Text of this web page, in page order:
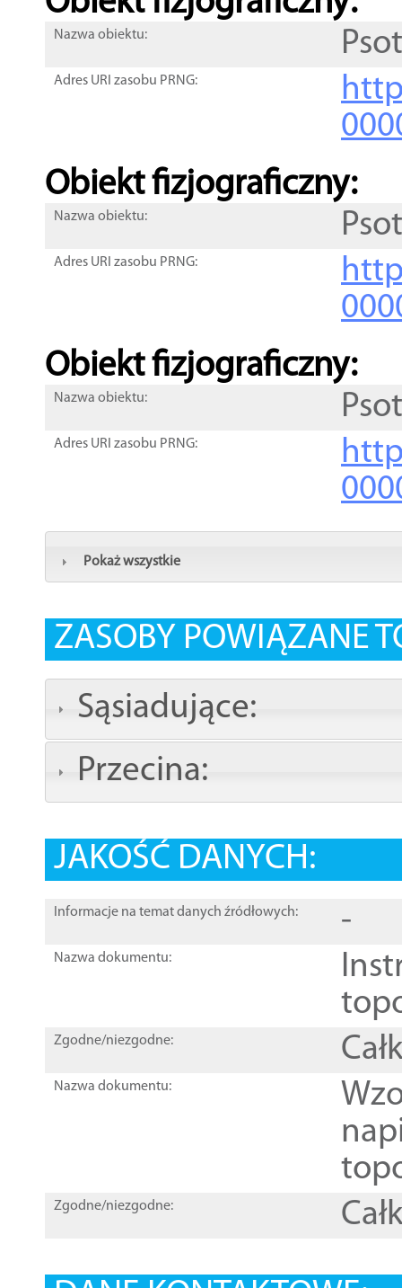
Nazwa obiektu:
Adres URI zasobu PRNG:
Obiekt fizjograficzny:
Nazwa obiektu:
Adres URI zasobu PRNG:
Obiekt fizjograficzny:
Nazwa obiektu:
Adres URI zasobu PRNG:
Pokaż wszystkie
ZASOBY POWIĄZANE
Sąsiadujące:
Przecina:
JAKOŚĆ DANYCH:
Informacje na temat danych źródłowych: -
Nazwa dokumentu:
Zgodne/niezgodne:
Nazwa dokumentu:
Zgodne/niezgodne: